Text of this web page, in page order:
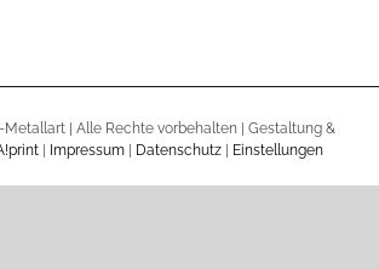
Metallart | Alle Rechte vorbehalten | Gestaltung &
| Impressum| Datenschutz| Einstellungen